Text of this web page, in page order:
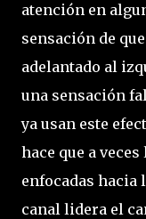
atención en
sensación de
adelantado al
una sensación
ya usan este
hace que a
enfocadas hacia
canal lidera el